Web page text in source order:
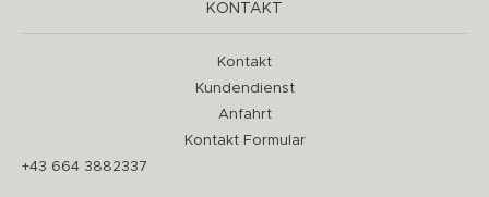
KONTAKT
Kontakt
Kundendienst
Anfahrt
Kontakt Formular
+43 664 3882337